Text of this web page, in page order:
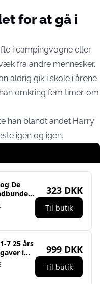
for at gå i
i campingvogne eller
fra andre mennesker.
aldrig gik i skole i årene
omkring fem timer om
han blandt andet Harry
igen og igen.